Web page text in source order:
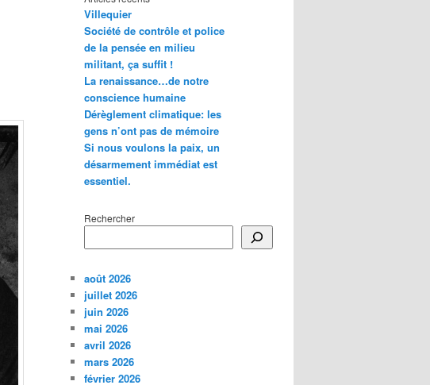
Villequier
Société de contrôle et police
de la pensée en milieu
militant, ça suffit !
La renaissance…de notre
conscience humaine
Dérèglement climatique: les
gens n’ont pas de mémoire
Si nous voulons la paix, un
désarmement immédiat est
essentiel.
Rechercher
août 2026
juillet 2026
juin 2026
mai 2026
avril 2026
mars 2026
février 2026